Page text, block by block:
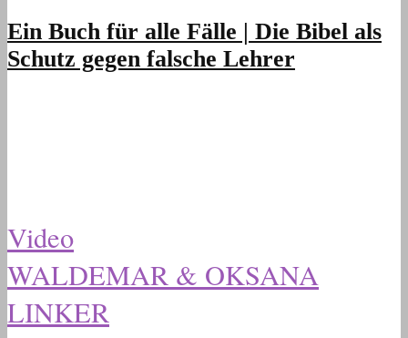
Ein Buch für alle Fälle | Die Bibel als
Schutz gegen falsche Lehrer
Video
WALDEMAR & OKSANA
LINKER